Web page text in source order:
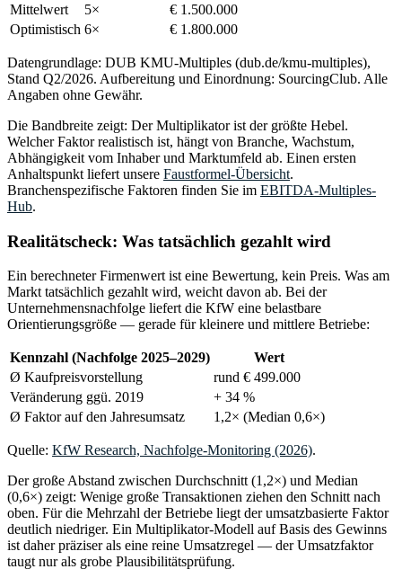
Mittelwert
5×
€ 1.500.000
Optimistisch 6× € 1.800.000
Datengrundlage: DUB KMU-Multiples (dub.de/kmu-multiples),
Stand Q2/2026. Aufbereitung und Einordnung: SourcingClub. Alle
Angaben ohne Gewähr.
Die Bandbreite zeigt: Der Multiplikator ist der größte Hebel.
Welcher Faktor realistisch ist, hängt von Branche, Wachstum,
Abhängigkeit vom Inhaber und Marktumfeld ab. Einen ersten
Anhaltspunkt liefert unsere Faustformel-Übersicht.
Branchenspezifische Faktoren finden Sie im EBITDA-Multiples-
Hub.
Realitätscheck: Was tatsächlich gezahlt wird
Ein berechneter Firmenwert ist eine Bewertung, kein Preis. Was am
Markt tatsächlich gezahlt wird, weicht davon ab. Bei der
Unternehmensnachfolge liefert die KfW eine belastbare
Orientierungsgröße — gerade für kleinere und mittlere Betriebe:
Kennzahl (Nachfolge 2025–2029)
Wert
Ø Kaufpreisvorstellung
rund € 499.000
Veränderung ggü. 2019
+ 34 %
Ø Faktor auf den Jahresumsatz
1,2× (Median 0,6×)
Quelle: KfW Research, Nachfolge-Monitoring (2026).
Der große Abstand zwischen Durchschnitt (1,2×) und Median
(0,6×) zeigt: Wenige große Transaktionen ziehen den Schnitt nach
oben. Für die Mehrzahl der Betriebe liegt der umsatzbasierte Faktor
deutlich niedriger. Ein Multiplikator-Modell auf Basis des Gewinns
ist daher präziser als eine reine Umsatzregel — der Umsatzfaktor
taugt nur als grobe Plausibilitätsprüfung.